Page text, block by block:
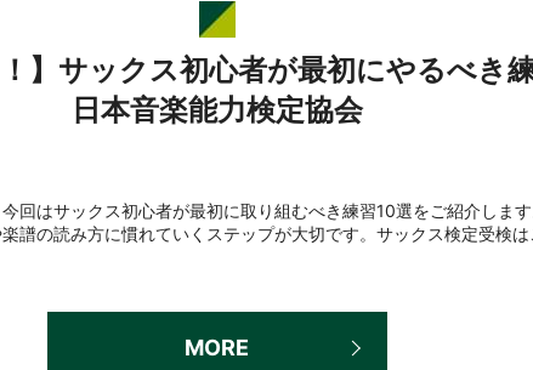
！】サックス初心者が最初にやるべき
日本音楽能力検定協会
回はサックス初心者が最初に取り組むべき練習10選をご紹介しま
譜の読み方に慣れていくステップが大切です。サックス検定受検は
MORE